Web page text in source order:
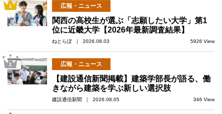
1 広報・ニュース
関西の高校生が選ぶ「志願したい大学」第1
位に近畿大学【2026年最新調査結果】
ねとらぼ ｜ 2026.08.03 5926 View
2 広報・ニュース
【建設通信新聞掲載】建築学部長が語る、働
きながら建築を学ぶ新しい選択肢
建設通信新聞 ｜ 2026.08.05 346 View